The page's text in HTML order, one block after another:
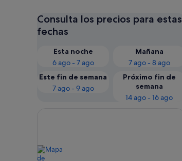
Consulta los precios para estas
fechas
Esta noche
6 ago - 7 ago
Mañana
7 ago - 8 ago
Este fin de semana
7 ago - 9 ago
Próximo fin de
semana
14 ago - 16 ago